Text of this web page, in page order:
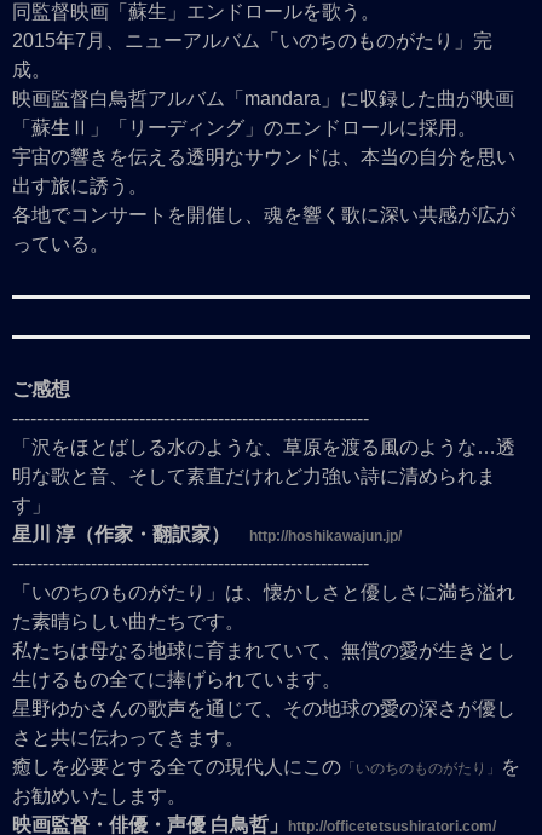
同監督映画「蘇生」エンドロールを歌う。
2015年7月、ニューアルバム「いのちのものがたり」完
成。
映画監督白鳥哲アルバム「mandara」に収録した曲が映画
「蘇生Ⅱ」「リーディング」のエンドロールに採用。
宇宙の響きを伝える透明なサウンドは、本当の自分を思い
出す旅に誘う。
各地でコンサートを開催し、魂を響く歌に深い共感が広が
っている。
ご感想
-----------------------------------------------------------
「沢をほとばしる水のような、草原を渡る風のような…透
明な歌と音、そして素直だけれど力強い詩に清められま
す」
星川 淳（作家・翻訳家）
http://hoshikawajun.jp/
-----------------------------------------------------------
「いのちのものがたり」は、懐かしさと優しさに満ち溢れ
た素晴らしい曲たちです。
私たちは母なる地球に育まれていて、無償の愛が生きとし
生けるもの全てに捧げられています。
星野ゆかさんの歌声を通じて、その地球の愛の深さが優し
さと共に伝わってきます。
癒しを必要とする全ての現代人にこの 「いのちのものがたり」
を
お勧めいたします。
映画監督・俳優・声優 白鳥哲」
http://officetetsushiratori.com/